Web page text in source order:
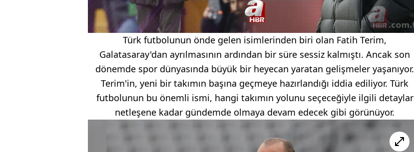
Türk futbolunun önde gelen isimlerinden biri olan Fatih Terim,
Galatasaray'dan ayrılmasının ardından bir süre sessiz kalmıştı. Ancak son
dönemde spor dünyasında büyük bir heyecan yaratan gelişmeler yaşanıyor.
Terim'in, yeni bir takımın başına geçmeye hazırlandığı iddia ediliyor. Türk
futbolunun bu önemli ismi, hangi takımın yolunu seçeceğiyle ilgili detaylar
netleşene kadar gündemde olmaya devam edecek gibi görünüyor.